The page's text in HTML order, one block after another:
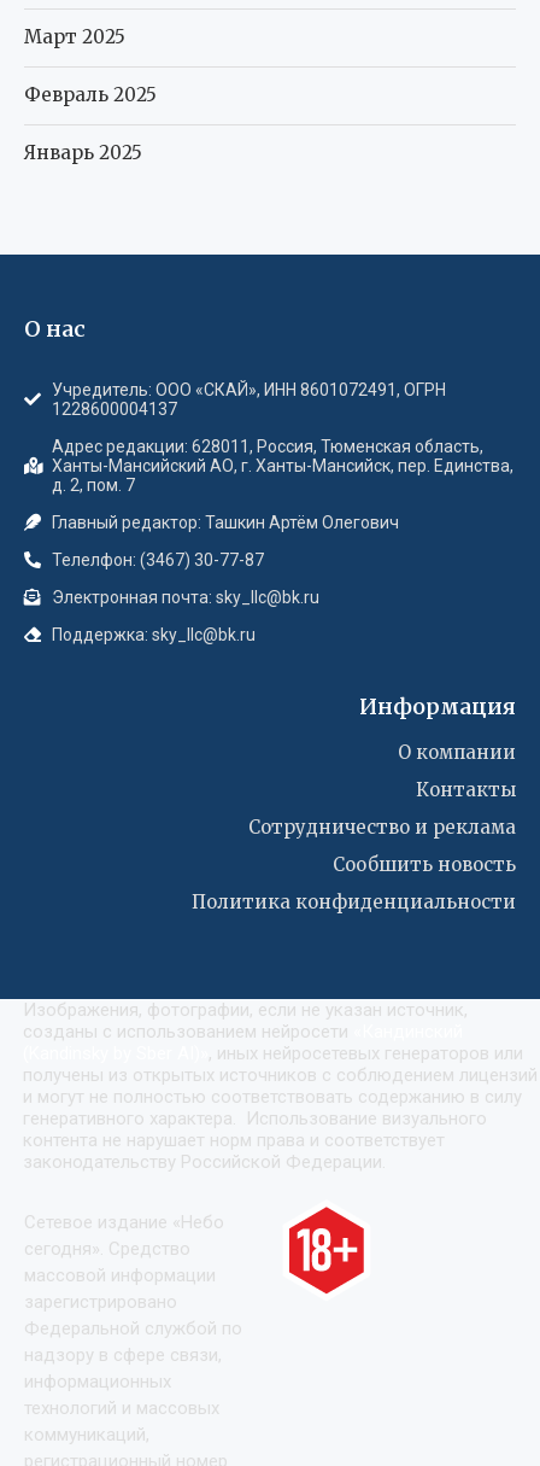
Март 2025
Февраль 2025
Январь 2025
О нас
Учредитель: ООО «СКАЙ», ИНН 8601072491, ОГРН
1228600004137
Адрес редакции: 628011, Россия, Тюменская область,
Ханты-Мансийский АО, г. Ханты-Мансийск, пер. Единства,
д. 2, пом. 7
Главный редактор: Ташкин Артём Олегович
Телелфон: (3467) 30-77-87
Электронная почта: sky_llc@bk.ru
Поддержка: sky_llc@bk.ru
Информация
О компании
Контакты
Сотрудничество и реклама
Сообшить новость
Политика конфиденциальности
Изображения, фотографии, если не указан источник,
созданы с использованием нейросети
, иных нейросетевых генераторов или
получены из открытых источников с соблюдением лицензий
и могут не полностью соответствовать содержанию в силу
генеративного характера. Использование визуального
контента не нарушает норм права и соответствует
законодательству Российской Федерации.
Сетевое издание «Небо
сегодня». Средство
массовой информации
зарегистрировано
Федеральной службой по
надзору в сфере связи,
информационных
технологий и массовых
коммуникаций,
регистрационный номер